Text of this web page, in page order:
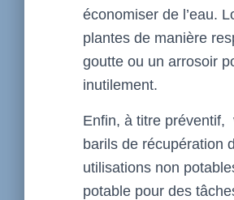
économiser de l’eau.
plantes de manière
goutte ou un arrosoir
inutilement.
Enfin, à titre préventif,
barils de récupération
utilisations non
potable pour des